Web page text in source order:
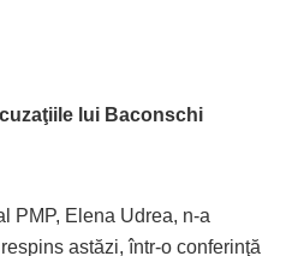
lui Baconschi
PMP, Elena Udrea, n-a
astăzi, într-o conferinţă